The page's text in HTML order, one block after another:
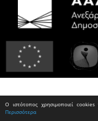
Ο ιστότοπος χρησιμοποιεί cookies
Περισσότερα